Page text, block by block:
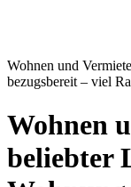
Wohnen und
bezugsbereit – viel
Wohnen
beliebter